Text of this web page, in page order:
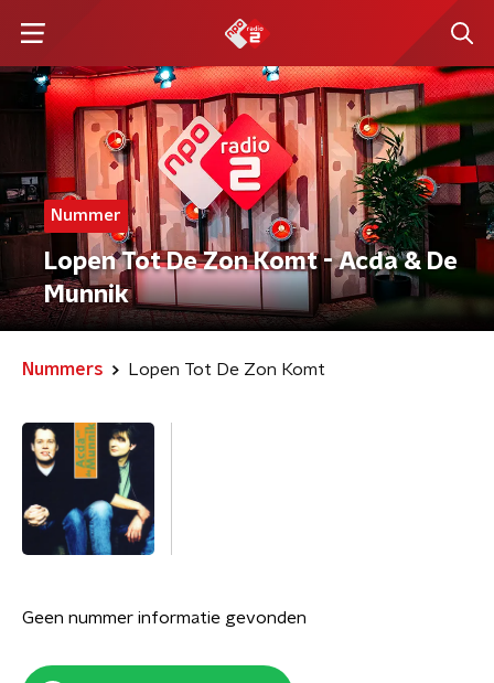
Nummer
Lopen Tot De Zon Komt - Acda & De
Munnik
Nummers Lopen Tot De Zon Komt
Geen nummer informatie gevonden